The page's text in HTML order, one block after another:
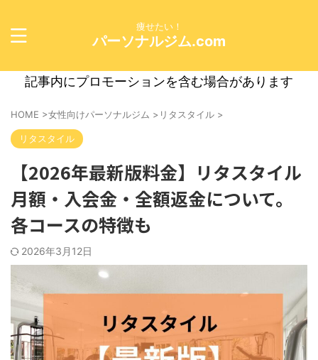
痩せたい！
パーソナルジム.com
記事内にプロモーションを含む場合があります
HOME >女性向けパーソナルジム > リタスタイル >
リタスタイル
【2026年最新版料金】リタスタイル
月額・入会金・全額返金について。
各コースの特徴も
2026年3月12日